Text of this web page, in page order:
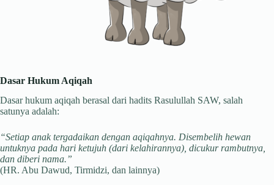
Dasar Hukum Aqiqah
Dasar hukum aqiqah berasal dari hadits Rasulullah SAW, salah
satunya adalah:
“Setiap anak tergadaikan dengan aqiqahnya. Disembelih hewan
untuknya pada hari ketujuh (dari kelahirannya), dicukur rambutnya,
dan diberi nama.”
(HR. Abu Dawud, Tirmidzi, dan lainnya)